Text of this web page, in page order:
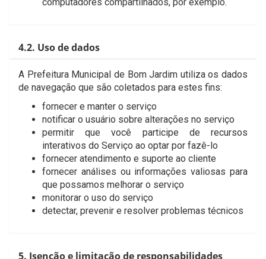
4.2. Uso de dados
A Prefeitura Municipal de Bom Jardim utiliza os dados
de navegação que são coletados para estes fins:
fornecer e manter o serviço
notificar o usuário sobre alterações no serviço
permitir que você participe de recursos
interativos do Serviço ao optar por fazê-lo
fornecer atendimento e suporte ao cliente
fornecer análises ou informações valiosas para
que possamos melhorar o serviço
monitorar o uso do serviço
detectar, prevenir e resolver problemas técnicos
5. Isenção e limitação de responsabilidades